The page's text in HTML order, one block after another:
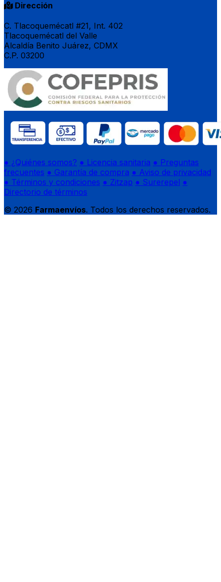
Dirección
C. Tlacoquemécatl #21, Int. 402
Tlacoquemécatl del Valle
Alcaldía Benito Juárez, CDMX
C.P. 03200
● ¿Quiénes somos? ● Licencia sanitaria ● Preguntas
frecuentes ● Garantía de compra ● Aviso de privacidad
● Términos y condiciones ● Zitzap ● Surerepel ●
Directorio de términos
© 2026 Farmaenvíos. Todos los derechos reservados.